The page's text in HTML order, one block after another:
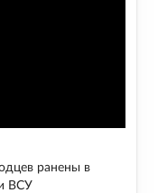
ранены в
ВСУ